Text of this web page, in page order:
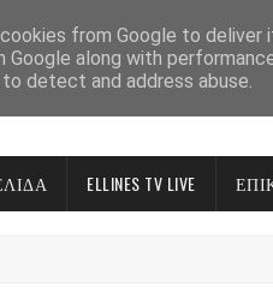
ELLINES TV LIVE
from Google to deliver
Google along with
detect and address abuse.